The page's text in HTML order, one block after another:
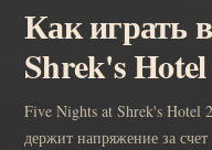
Как играть
Shrek's
Five Nights at Shrek's Hotel
держит напряжение за